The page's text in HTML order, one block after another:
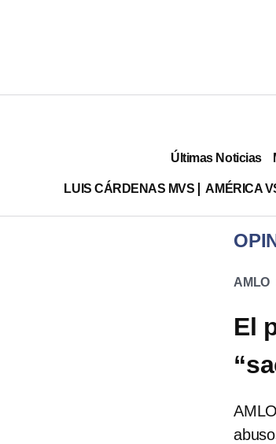
Últimas Noticias
LUIS CÁRDENAS MVS AMÉRICA
AMLO
El